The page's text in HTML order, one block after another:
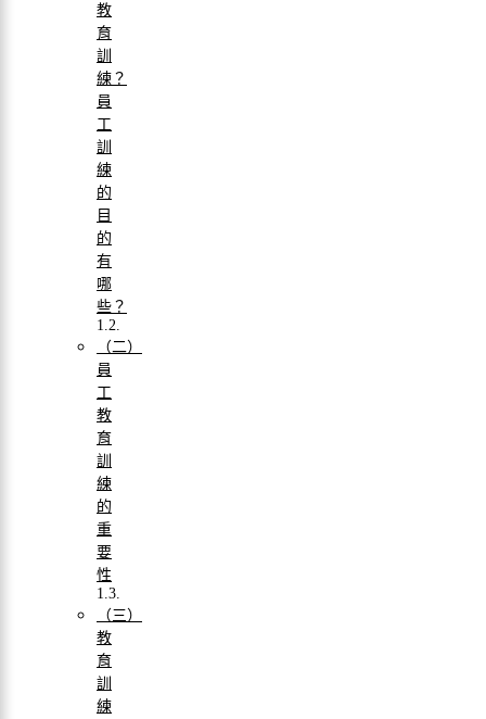
教
育
訓
練？
員
工
訓
練
的
目
的
有
哪
些？
（二）
員
工
教
育
訓
練
的
重
要
性
（三）
教
育
訓
練